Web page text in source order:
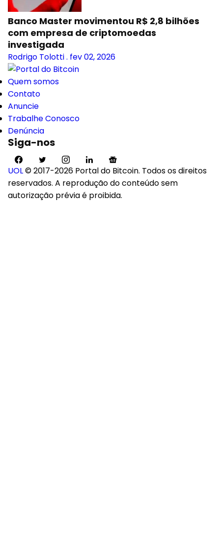
Banco Master movimentou R$ 2,8 bilhões
com empresa de criptomoedas
investigada
Rodrigo Tolotti. fev 02, 2026
Quem somos
Contato
Anuncie
Trabalhe Conosco
Denúncia
Siga-nos
UOL© 2017-2026 Portal do Bitcoin. Todos os direitos
reservados. A reprodução do conteúdo sem
autorização prévia é proibida.